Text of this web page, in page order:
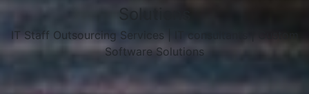
Solutions
IT Staff Outsourcing Services | IT consultants | Custom
Software Solutions